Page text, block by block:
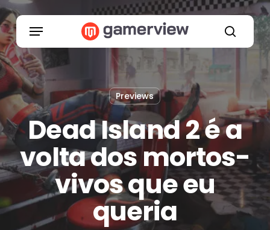
Skip
to
main
content
search
Menu
Previews
Dead Island 2 é a
volta dos mortos-
vivos que eu
queria